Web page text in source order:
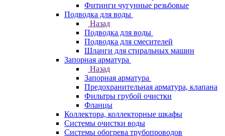
Фитинги чугунные резьбовые
Подводка для воды
Назад
Подводка для воды
Подводка для смесителей
Шланги для стиральных машин
Запорная арматура
Назад
Запорная арматура
Предохранительная арматура, клапана
Фильтры грубой очистки
Фланцы
Коллектора, коллекторные шкафы
Системы очистки воды
Системы обогрева трубопроводов